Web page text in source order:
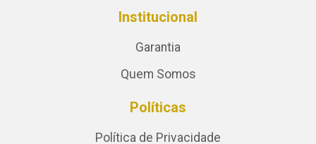
Institucional
Garantia
Quem Somos
Políticas
Política de Privacidade